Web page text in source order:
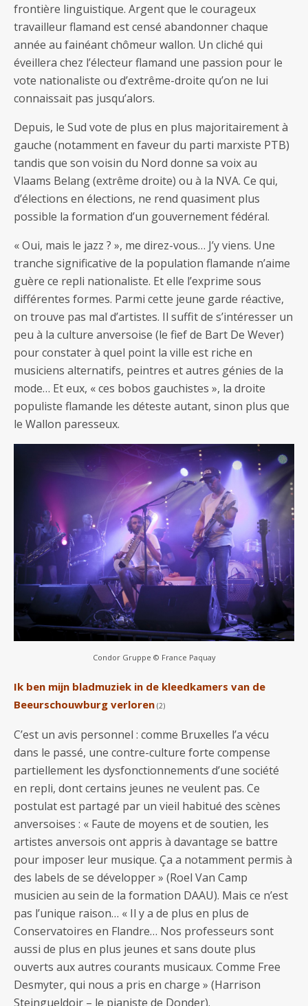
frontière linguistique. Argent que le courageux
travailleur flamand est censé abandonner chaque
année au fainéant chômeur wallon. Un cliché qui
éveillera chez l’électeur flamand une passion pour le
vote nationaliste ou d’extrême-droite qu’on ne lui
connaissait pas jusqu’alors.
Depuis, le Sud vote de plus en plus majoritairement à
gauche (notamment en faveur du parti marxiste PTB)
tandis que son voisin du Nord donne sa voix au
Vlaams Belang (extrême droite) ou à la NVA. Ce qui,
d’élections en élections, ne rend quasiment plus
possible la formation d’un gouvernement fédéral.
« Oui, mais le jazz ? », me direz-vous… J’y viens. Une
tranche significative de la population flamande n’aime
guère ce repli nationaliste. Et elle l’exprime sous
différentes formes. Parmi cette jeune garde réactive,
on trouve pas mal d’artistes. Il suffit de s’intéresser un
peu à la culture anversoise (le fief de Bart De Wever)
pour constater à quel point la ville est riche en
musiciens alternatifs, peintres et autres génies de la
mode… Et eux, « ces bobos gauchistes », la droite
populiste flamande les déteste autant, sinon plus que
le Wallon paresseux.
Condor Gruppe © France Paquay
Ik ben mijn bladmuziek in de kleedkamers van de
Beeurschouwburg verloren (2)
C’est un avis personnel : comme Bruxelles l’a vécu
dans le passé, une contre-culture forte compense
partiellement les dysfonctionnements d’une société
en repli, dont certains jeunes ne veulent pas. Ce
postulat est partagé par un vieil habitué des scènes
anversoises : « Faute de moyens et de soutien, les
artistes anversois ont appris à davantage se battre
pour imposer leur musique. Ça a notamment permis à
des labels de se développer » (Roel Van Camp
musicien au sein de la formation DAAU). Mais ce n’est
pas l’unique raison… « Il y a de plus en plus de
Conservatoires en Flandre… Nos professeurs sont
aussi de plus en plus jeunes et sans doute plus
ouverts aux autres courants musicaux. Comme Free
Desmyter, qui nous a pris en charge » (Harrison
Steingueldoir – le pianiste de Donder).